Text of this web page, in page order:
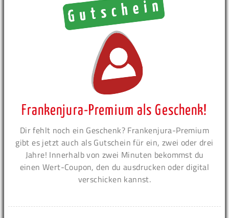
Frankenjura-Premium als Geschenk!
Dir fehlt noch ein Geschenk? Frankenjura-Premium
gibt es jetzt auch als Gutschein für ein, zwei oder drei
Jahre! Innerhalb von zwei Minuten bekommst du
einen Wert-Coupon, den du ausdrucken oder digital
verschicken kannst.